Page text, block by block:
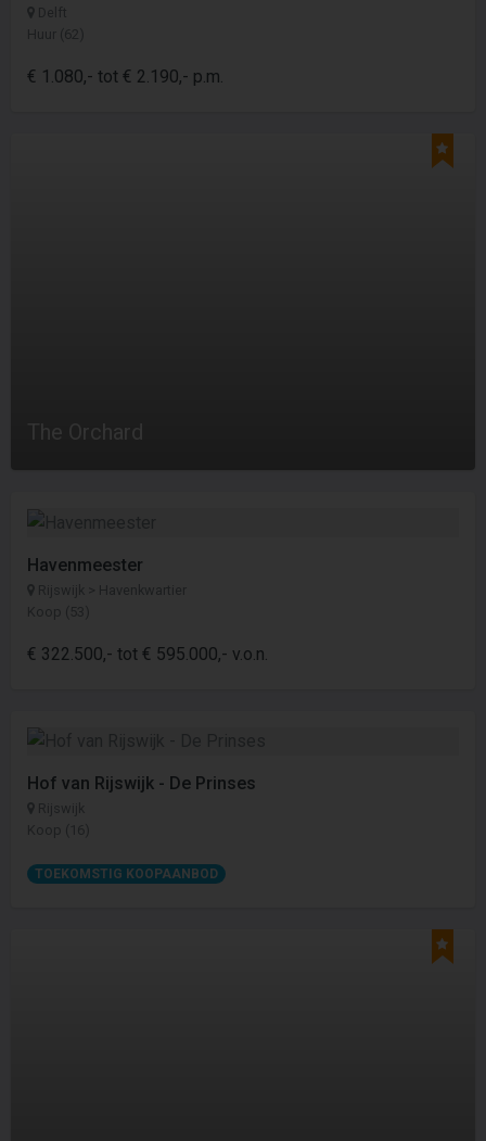
Delft
Huur (62)
€ 1.080,- tot € 2.190,- p.m.
Havenmeester
Rijswijk > Havenkwartier
Koop (53)
€ 322.500,- tot € 595.000,- v.o.n.
Hof van Rijswijk - De Prinses
Rijswijk
Koop (16)
TOEKOMSTIG KOOPAANBOD